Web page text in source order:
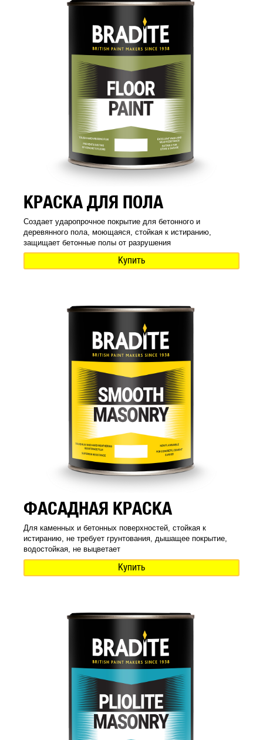
КРАСКА ДЛЯ ПОЛА
Создает ударопрочное покрытие для бетонного и
деревянного пола, моющаяся, стойкая к истиранию,
защищает бетонные полы от разрушения
Купить
ФАСАДНАЯ КРАСКА
Для каменных и бетонных поверхностей, стойкая к
истиранию, не требует грунтования, дышащее покрытие,
водостойкая, не выцветает
Купить